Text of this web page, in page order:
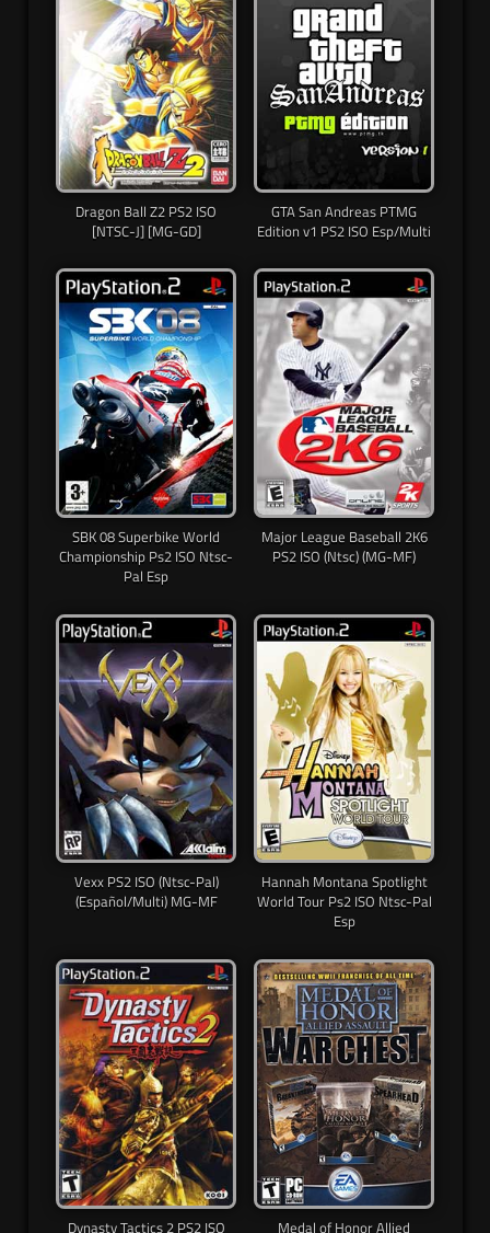
Dragon Ball Z2 PS2 ISO
[NTSC-J] [MG-GD]
GTA San Andreas PTMG
Edition v1 PS2 ISO Esp/Multi
SBK 08 Superbike World
Championship Ps2 ISO Ntsc-
Pal Esp
Major League Baseball 2K6
PS2 ISO (Ntsc) (MG-MF)
Vexx PS2 ISO (Ntsc-Pal)
(Español/Multi) MG-MF
Hannah Montana Spotlight
World Tour Ps2 ISO Ntsc-Pal
Esp
Dynasty Tactics 2 PS2 ISO Medal of Honor Allied